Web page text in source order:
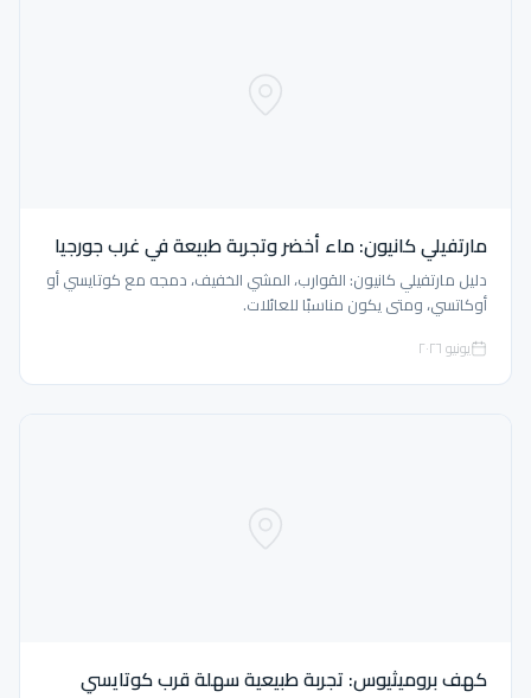
مارتفيلي كانيون: ماء أخضر وتجربة طبيعة في غرب جورجيا
دليل مارتفيلي كانيون: القوارب، المشي الخفيف، دمجه مع كوتايسي أو
أوكاتسي، ومتى يكون مناسبًا للعائلات.
يونيو ٢٠٢٦
كهف بروميثيوس: تجربة طبيعية سهلة قرب كوتايسي